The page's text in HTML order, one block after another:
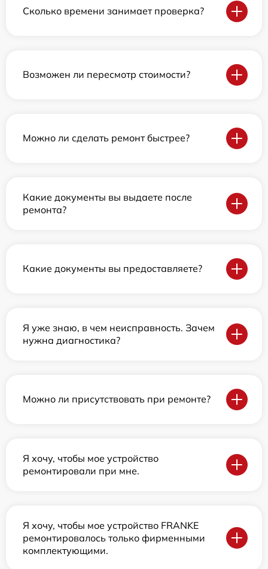
Сколько времени занимает проверка?
Возможен ли пересмотр стоимости?
Можно ли сделать ремонт быстрее?
Какие документы вы выдаете после
ремонта?
Какие документы вы предоставляете?
Я уже знаю, в чем неисправность. Зачем
нужна диагностика?
Можно ли присутствовать при ремонте?
Я хочу, чтобы мое устройство
ремонтировали при мне.
Я хочу, чтобы мое устройство FRANKE
ремонтировалось только фирменными
комплектующими.